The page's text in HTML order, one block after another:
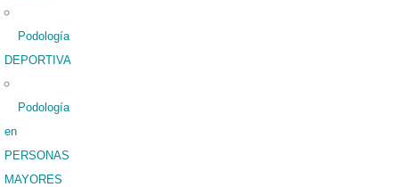
Podología
DEPORTIVA
Podología
en
PERSONAS
MAYORES